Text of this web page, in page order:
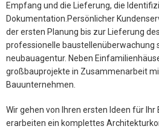
Empfang und die Lieferung, die
Dokumentation.Persönlicher
der ersten Planung bis zur Lieferung
professionelle baustellenüberwachung
neubauagentur. Neben
großbauprojekte in Zusammenarbeit
Bauunternehmen.
Wir gehen von Ihren ersten Ideen für Ihr
erarbeiten ein komplettes